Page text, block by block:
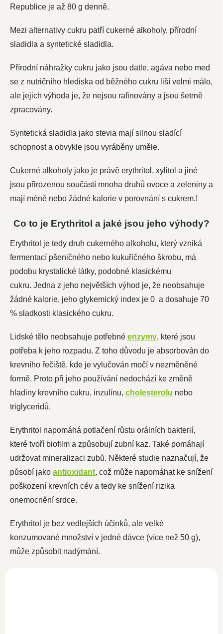
Republice je až 80 g denně.
Mezi alternativy cukru patří cukerné alkoholy, přírodní
sladidla a syntetické sladidla.
Přírodní náhražky cukru jako jsou datle, agáva nebo med
se z nutričního hlediska od běžného cukru liší velmi málo,
ale jejich výhoda je, že nejsou rafinovány a jsou šetrně
zpracovány.
Syntetická sladidla jako stevia mají silnou sladící
schopnost a obvykle jsou vyráběny uměle.
Cukerné alkoholy jako je právě erythritol, xylitol a jiné
jsou přirozenou součástí mnoha druhů ovoce a zeleniny a
mají méně nebo žádné kalorie v porovnání s cukrem.!
Co to je Erythritol a jaké jsou jeho výhody?
Erythritol je tedy druh cukerného alkoholu, který vzniká
fermentací pšeničného nebo kukuřičného škrobu, má
podobu krystalické látky, podobné klasickému
cukru. Jedna z jeho největších výhod je, že neobsahuje
žádné kalorie, jeho glykemický index je 0 a dosahuje 70
% sladkosti klasického cukru.
Lidské tělo neobsahuje potřebné enzymy, které jsou
potřeba k jeho rozpadu. Z toho důvodu je absorbován do
krevního řečiště, kde je vylučován močí v nezměněné
formě. Proto při jeho používání nedochází ke změně
hladiny krevního cukru, inzulínu, cholesterolu nebo
triglyceridů.
Erythritol napomáhá potlačení růstu orálních bakterií,
které tvoří biofilm a způsobují zubní kaz. Také pomáhají
udržovat mineralizaci zubů. Některé studie naznačují, že
působí jako antioxidant, což může napomáhat ke snížení
poškození krevních cév a tedy ke snížení rizika
onemocnění srdce.
Erythritol je bez vedlejších účinků, ale velké
konzumované množství v jedné dávce (více než 50 g),
může způsobit nadýmání.